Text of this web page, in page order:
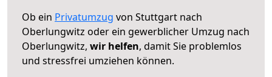
Ob ein Privatumzug von Stuttgart nach
Oberlungwitz oder ein gewerblicher Umzug nach
Oberlungwitz, wir helfen, damit Sie problemlos
und stressfrei umziehen können.